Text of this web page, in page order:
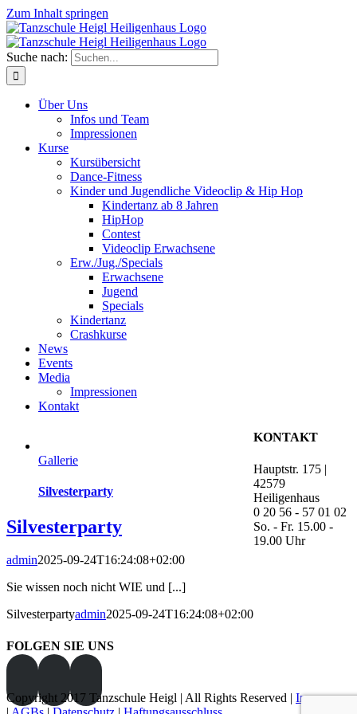
Zum Inhalt springen
Suche nach:
Über Uns
Infos und Team
Impressionen
Kurse
Kursübersicht
Dance-Fitness
Kinder und Jugendliche Videoclip & Hip Hop
Kindertanz ab 8 Jahren
HipHop
Contest
Videoclip Erwachsene
Erw./Jug./Specials
Erwachsene
Jugend
Specials
Kindertanz
Crashkurse
News
Events
Media
Impressionen
Kontakt
Gallerie
Silvesterparty
Silvesterparty
admin2025-09-24T16:24:08+02:00
Sie wissen noch nicht WIE und [...]
Silvesterpartyadmin2025-09-24T16:24:08+02:00
KONTAKT
Hauptstr. 175 |
42579
Heiligenhaus
0 20 56 - 57 01 02
So. - Fr. 15.00 -
19.00 Uhr
FOLGEN SIE UNS
Copyright 2017 Tanzschule Heigl | All Rights Reserved | Impressum